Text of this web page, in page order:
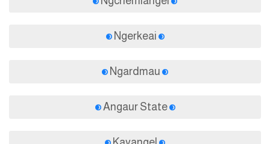
Angaur State